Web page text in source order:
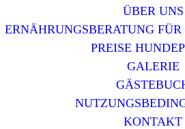
ÜBER UNS
ERNÄHRUNGSBERATUNG
PREISE
GALERIE
KONTAKT